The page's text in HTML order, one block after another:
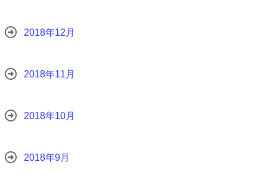
2018年12月
2018年11月
2018年10月
2018年9月